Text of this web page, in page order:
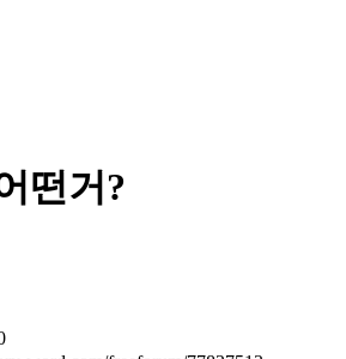
떤거?